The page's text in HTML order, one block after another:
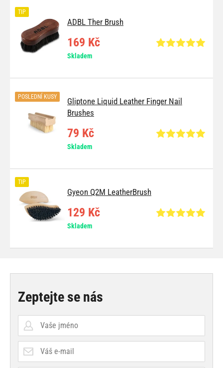
ADBL Ther Brush
TIP
169 Kč
Skladem
Gliptone Liquid Leather Finger Nail
Brushes
POSLEDNÍ KUSY
79 Kč
Skladem
Gyeon Q2M LeatherBrush
TIP
129 Kč
Skladem
Zeptejte se nás